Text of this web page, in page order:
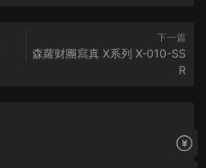
下一篇
森蘿财團寫真 X系列 X-010-SS
R